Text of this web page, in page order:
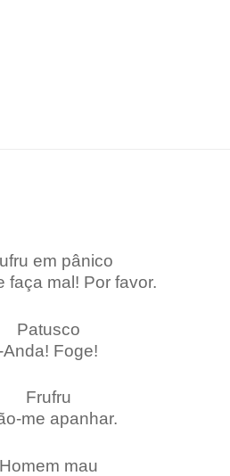
em pânico
faça mal! Por favor.
Patusco
Anda! Foge!
Frufru
me apanhar.
Homem mau